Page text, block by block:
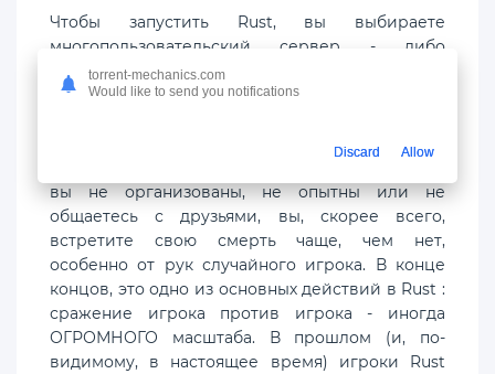
Чтобы запустить Rust, вы выбираете
многопользовательский сервер - либо
официальный, либо сервер сообщества, - а
затем создаете Naked and Afraid The Game от
- это выживание. Само сообщество колеблется
вы не организованы, не опытны или не
общаетесь с друзьями, вы, скорее всего,
встретите свою смерть чаще, чем нет,
особенно от рук случайного игрока. В конце
концов, это одно из основных действий в Rust :
сражение игрока против игрока - иногда
ОГРОМНОГО масштаба. В прошлом (и, по-
видимому, в настоящее время) игроки Rust
torrent-mechanics.com
Would like to send you notifications
Discard Allow